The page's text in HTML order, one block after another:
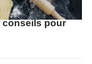
conseils pour